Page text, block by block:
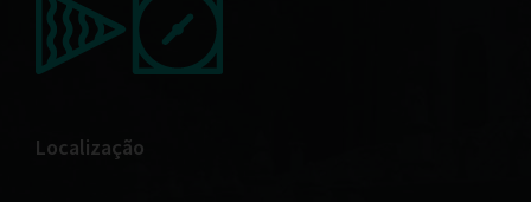
Localização